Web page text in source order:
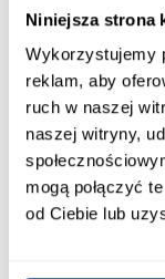
Niniejsza strona
Wykorzystujemy
reklam, aby
ruch w naszej
naszej witryny,
mogą połączyć
od Ciebie lub
Kolor frontów:
Kolor korpusu:
kaszmir
Wybarwienie:
beżowe